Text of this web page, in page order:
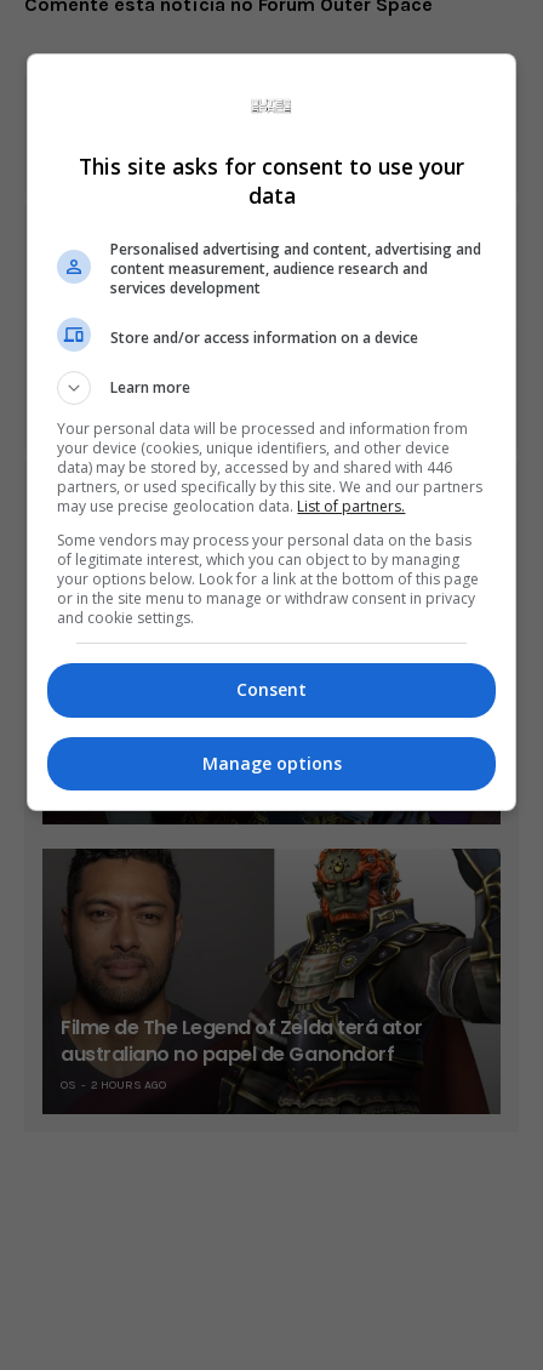
Share This
Veja mais de 100 minutos de The Legend of Zelda: Breath
of the Wild
Preço do PlayStation 4 cai temporariamente para US$
ÚLTIMAS NOTÍCIAS
Take-Two diz que sua vendas já são mais
de 90% no formato digital
OS 18 MINS AGO
Filme de The Legend of Zelda terá ator
australiano no papel de Ganondorf
OS 2 HOURS AGO
This site asks for consent to use your
data
Personalised advertising and content, advertising and
content measurement, audience research and
services development
Store and/or access information on a device
Learn more
Your personal data will be processed and information from
your device (cookies, unique identifiers, and other device
data) may be stored by, accessed by and shared with 446
partners, or used specifically by this site. We and our partners
may use precise geolocation data. List of partners.
Some vendors may process your personal data on the basis
of legitimate interest, which you can object to by managing
your options below. Look for a link at the bottom of this page
or in the site menu to manage or withdraw consent in privacy
and cookie settings.
Consent
Manage options